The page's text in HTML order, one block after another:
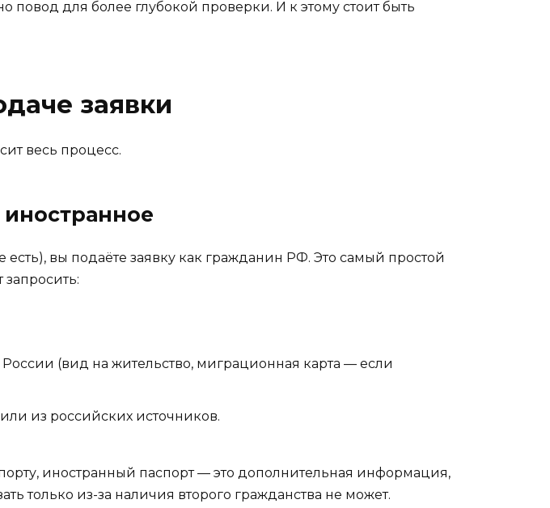
повод для более глубокой проверки. И к этому стоит быть
заявки
весь процесс.
есть), вы подаёте заявку как гражданин РФ. Это самый простой
(вид на жительство, миграционная карта — если
из российских источников.
иностранный паспорт — это дополнительная информация,
только из-за наличия второго гражданства не может.